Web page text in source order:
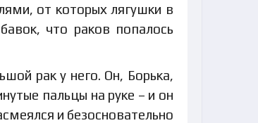
от которых лягушки в
что раков попалось
рак у него. Он, Борька,
пальцы на руке – и он
и безосновательно